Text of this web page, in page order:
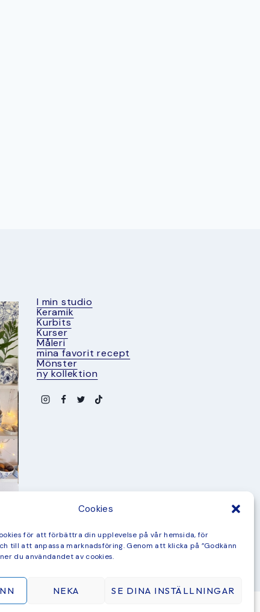
Cookies
för att förbättra din upplevelse på vår hemsida, för
till att anpassa marknadsföring. Genom att klicka på ”Godkänn
du användandet av cookies.
NEKA SE DINA INSTÄLLNINGAR
I min studio
Keramik
Kurbits
Kurser
Måleri
mina favorit recept
Mönster
ny kollektion